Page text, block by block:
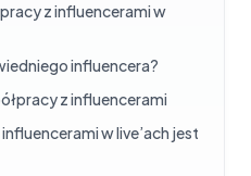
z influencerami w
influencera?
z influencerami
w live’ach jest